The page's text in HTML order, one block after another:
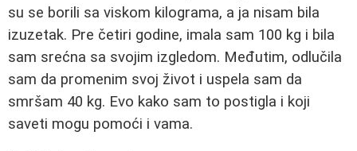
su se borili sa viskom kilograma, a ja nisam bila
izuzetak. Pre četiri godine, imala sam 100 kg i bila
sam srećna sa svojim izgledom. Međutim, odlučila
sam da promenim svoj život i uspela sam da
smršam 40 kg. Evo kako sam to postigla i koji
saveti mogu pomoći i vama.